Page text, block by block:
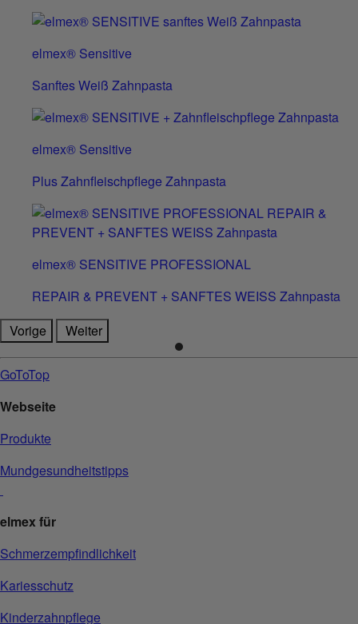
elmex® Sensitive
Sanftes Weiß Zahnpasta
elmex® Sensitive
Plus Zahnfleischpflege Zahnpasta
elmex® SENSITIVE PROFESSIONAL
REPAIR & PREVENT + SANFTES WEISS Zahnpasta
Vorige
Weiter
GoToTop
Webseite
Produkte
Mundgesundheitstipps
elmex für
Schmerzempfindlichkeit
Kariesschutz
Kinderzahnpflege